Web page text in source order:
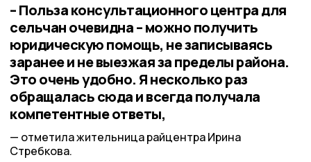
– Польза консультационного центра для
сельчан очевидна – можно получить
юридическую помощь, не записываясь
заранее и не выезжая за пределы района.
Это очень удобно. Я несколько раз
обращалась сюда и всегда получала
компетентные ответы,
отметила жительница райцентра Ирина
Стребкова.